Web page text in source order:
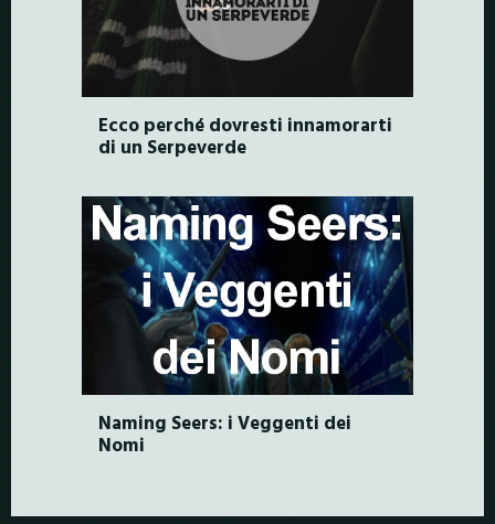
Ecco perché dovresti innamorarti
di un Serpeverde
Naming Seers: i Veggenti dei
Nomi